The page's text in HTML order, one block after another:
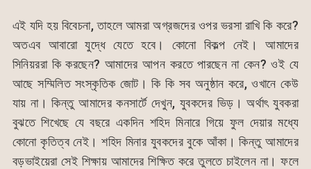
এই যদি হয় বিবেচনা, তাহলে আমরা অগ্রজদের ওপর ভরসা রাখি কি করে?
অতএব আবারো যুদ্ধে যেতে হবে। কোনো বিকল্প নেই। আমাদের
সিনিয়ররা কি করছেন? আমাদের আপন করতে পারছেন না কেন? ওই যে
আছে সম্মিলিত সংস্কৃতিক জোট। কি কি সব অনুষ্ঠান করে, ওখানে কেউ
যায় না। কিন্তু আমাদের কনসার্টে দেখুন, যুবকদের ভিড়। অর্থাৎ যুবকরা
বুঝতে শিখেছে যে বছরে একদিন শহিদ মিনারে গিয়ে ফুল দেয়ার মধ্যে
কোনো কৃতিত্ব নেই। শহিদ মিনার যুবকদের বুকে আঁকা। কিন্তু আমাদের
বড়ভাইয়েরা সেই শিক্ষায় আমাদের শিক্ষিত করে তুলতে চাইলেন না। ফলে